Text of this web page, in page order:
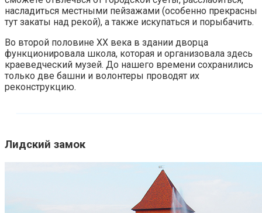
насладиться местными пейзажами (особенно прекрасны
тут закаты над рекой), а также искупаться и порыбачить.
Во второй половине ХХ века в здании дворца
функционировала школа, которая и организовала здесь
краеведческий музей. До нашего времени сохранились
только две башни и волонтеры проводят их
реконструкцию.
Лидский замок